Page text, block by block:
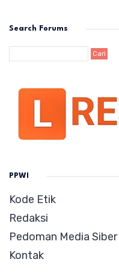
Search Forums
PPWI
Kode Etik
Redaksi
Pedoman Media Siber
Kontak